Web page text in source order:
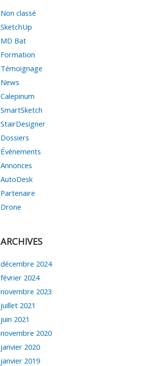
Non classé
SketchUp
MD Bat
Formation
Témoignage
News
Calepinum
SmartSketch
StairDesigner
Dossiers
Événements
Annonces
AutoDesk
Partenaire
Drone
ARCHIVES
décembre 2024
février 2024
novembre 2023
juillet 2021
juin 2021
novembre 2020
janvier 2020
janvier 2019